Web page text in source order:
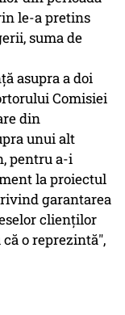
le-a pretins
suma de
asupra a doi
Comisiei
din
unui alt
pentru a-i
la proiectul
garantarea
clienţilor
o reprezintă",